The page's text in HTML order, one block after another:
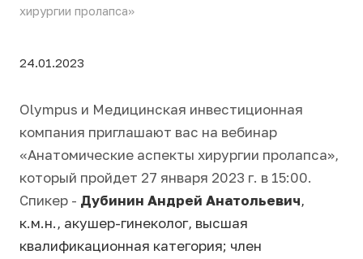
хирургии пролапса»
24.01.2023
Olympus и Медицинская инвестиционная
компания приглашают вас на вебинар
«Анатомические аспекты хирургии пролапса»,
который пройдет 27 января 2023 г. в 15:00.
Спикер - Дубинин Андрей Анатольевич,
к.м.н., акушер-гинеколог, высшая
квалификационная категория; член